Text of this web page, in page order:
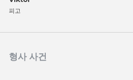
피고
형사 사건